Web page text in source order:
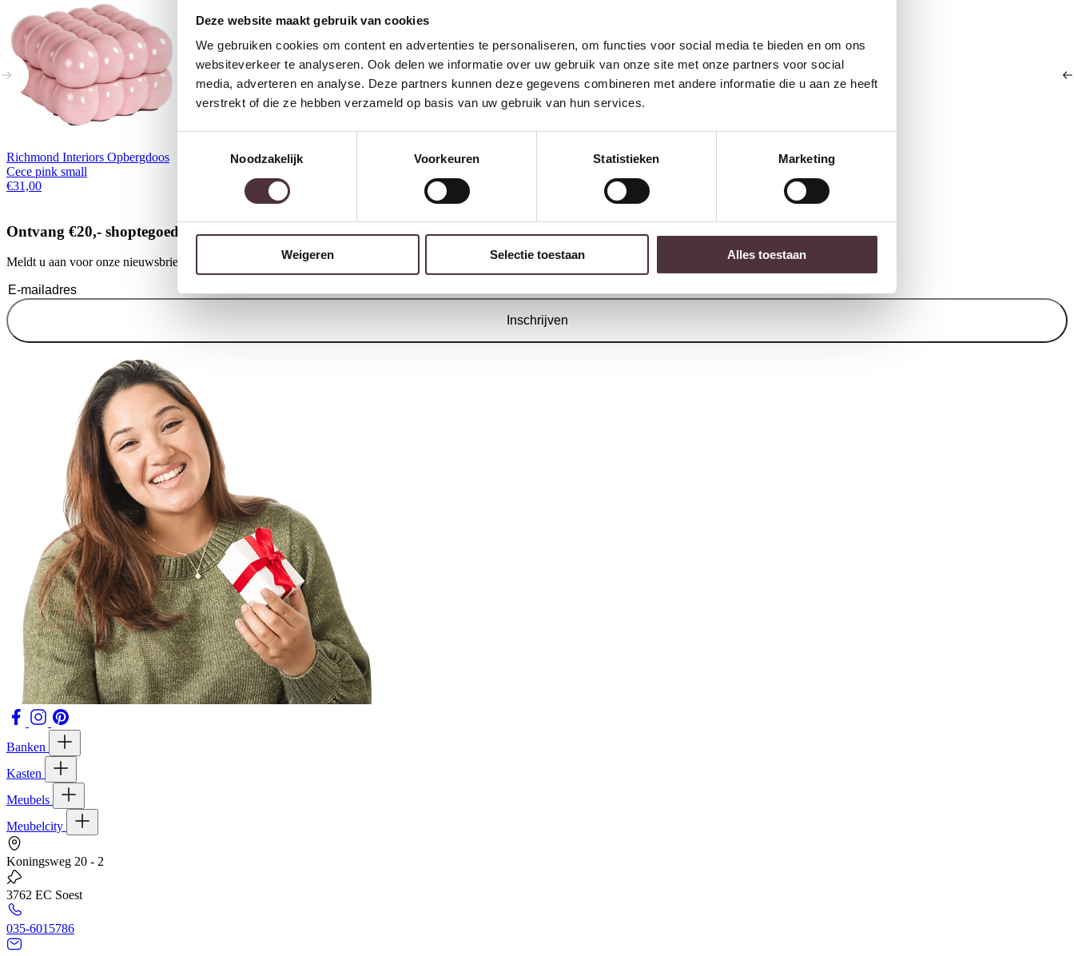
Deze website maakt gebruik van cookies
We gebruiken cookies om content en advertenties te personaliseren, om functies voor social media te bieden en om ons
websiteverkeer te analyseren. Ook delen we informatie over uw gebruik van onze site met onze partners voor social
media, adverteren en analyse. Deze partners kunnen deze gegevens combineren met andere informatie die u aan ze heeft
verstrekt of die ze hebben verzameld op basis van uw gebruik van hun services.
Noodzakelijk
Voorkeuren Statistieken Marketing
Weigeren Selectie toestaan Alles toestaan
Richmond Interiors Opbergdoos
Cece pink small
€31,00
Richmond Interiors Decoratief
Light & Living Vloerlamp
roodbruin
229,80
Light & Living Ornament op voet
taupe+donker brons
99,80
Light & Living Zuil Ø30×40 cm
105,00
Ontvang €20,- shoptegoed
Meldt u aan voor onze nieuwsbrief en ontvang €20,- shoptegoed voor uw volgende bestelling van minimaal €200,- (niet geldig op afgeprijsde items).
Inschrijven
Banken
Kasten
Meubels
Meubelcity
Koningsweg 20 - 2
3762 EC Soest
035-6015786